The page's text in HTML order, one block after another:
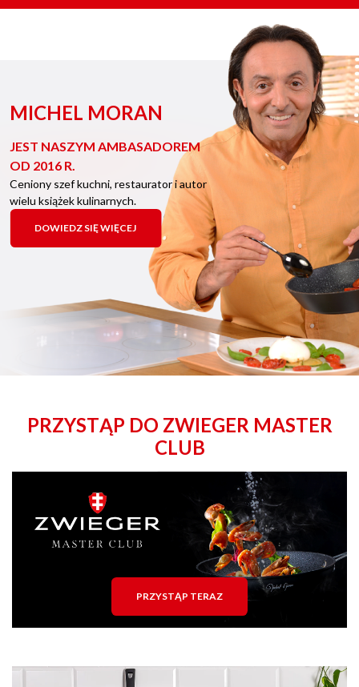
MICHEL MORAN
JEST NASZYM AMBASADOREM
OD 2016 R.
Ceniony szef kuchni, restaurator i autor
wielu książek kulinarnych.
DOWIEDZ SIĘ WIĘCEJ
PRZYSTĄP DO ZWIEGER MASTER
CLUB
PRZYSTĄP TERAZ